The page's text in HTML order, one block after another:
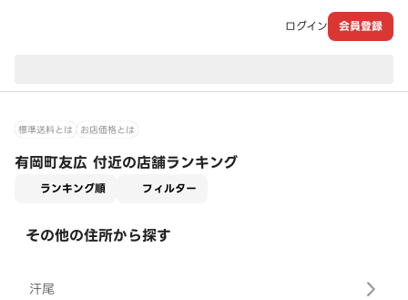
ログイン 会員登録
標準送料とは お店価格とは
有岡町友広 付近の店舗ランキング
ランキング順 フィルター
その他の住所から探す
汗尾